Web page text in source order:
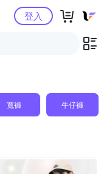
物中心登入
寬褲 牛仔褲